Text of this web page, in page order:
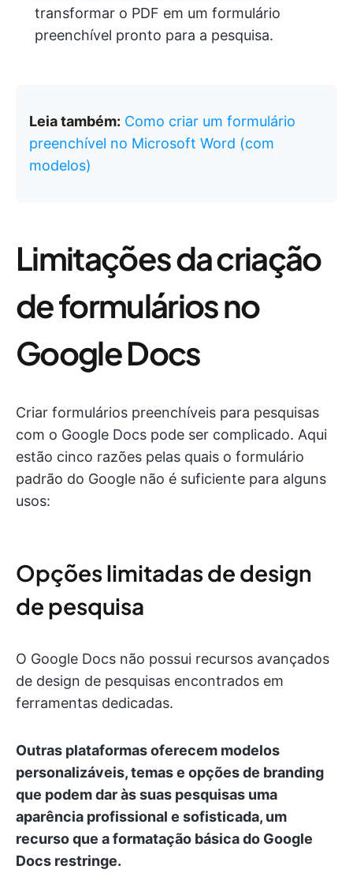
transformar o PDF em um formulário
preenchível pronto para a pesquisa.
Leia também: Como criar um formulário
preenchível no Microsoft Word (com
modelos)
Limitações da criação
de formulários no
Google Docs
Criar formulários preenchíveis para pesquisas
com o Google Docs pode ser complicado. Aqui
estão cinco razões pelas quais o formulário
padrão do Google não é suficiente para alguns
usos:
Opções limitadas de design
de pesquisa
O Google Docs não possui recursos avançados
de design de pesquisas encontrados em
ferramentas dedicadas.
Outras plataformas oferecem modelos
personalizáveis, temas e opções de branding
que podem dar às suas pesquisas uma
aparência profissional e sofisticada, um
recurso que a formatação básica do Google
Docs restringe.